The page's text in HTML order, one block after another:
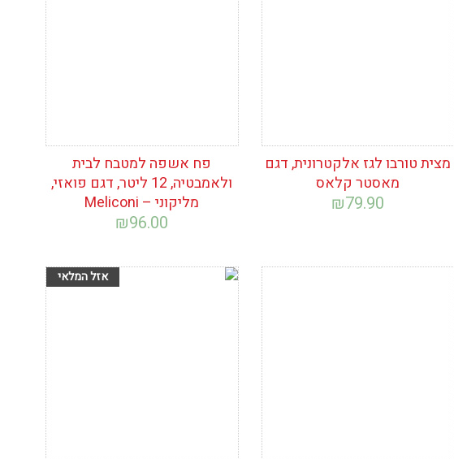
מצית טורבו לגז אלקטרונית, דגם
מאסטר קלאס
₪79.90
פח אשפה למטבח לבית
ולאמבטיה, 12 ליטר, דגם פואזי,
מליקוני – Meliconi
₪96.00